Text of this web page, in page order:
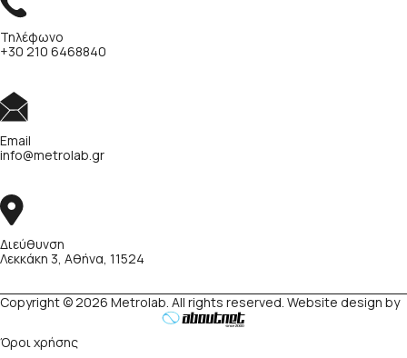
Τηλέφωνο
+30 210 6468840
Email
info@metrolab.gr
Διεύθυνση
Λεκκάκη 3, Αθήνα, 11524
Copyright © 2026 Metrolab. All rights reserved. Website design by
Όροι χρήσης